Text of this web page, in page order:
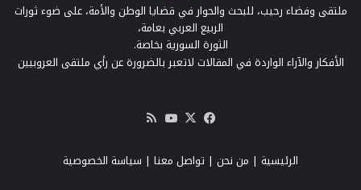
ملتقى وفضاء رحيب، للبحث والحوار في قضايا الوطن والأمة، على ضوء ثورات
الربيع العربي بعامة،
الثورة السورية بخاصة.
الأفكار والآراء الواردة في المقالات لاتعبر بالضرورة عن رأي ملتقى العروبيين
فيسبوك
‫X
‫YouTube
RSS
الرئيسية | من نحن | تواصل معنا | سياسة الخصوصية